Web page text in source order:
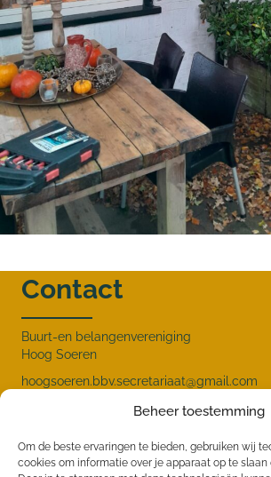
Beheer toestemming
Om de beste ervaringen te bieden, gebruiken wij
cookies om informatie over je apparaat op te
Contact
Buurt-en belangenvereniging
Hoog Soeren
hoogsoeren.bbv.secretariaat@gmail.com
HOME